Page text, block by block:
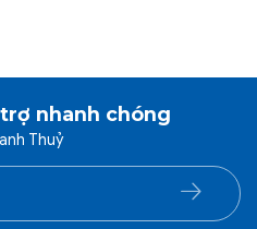
nhanh chóng
Thuỷ